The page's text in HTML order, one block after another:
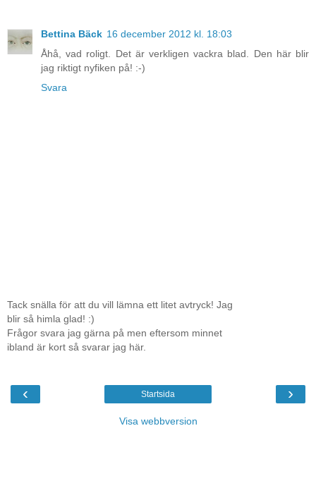
Bettina Bäck 16 december 2012 kl. 18:03
Åhå, vad roligt. Det är verkligen vackra blad. Den här blir
jag riktigt nyfiken på! :-)
Svara
Tack snälla för att du vill lämna ett litet avtryck! Jag
blir så himla glad! :)
Frågor svara jag gärna på men eftersom minnet
ibland är kort så svarar jag här.
‹ ›
Startsida
Visa webbversion